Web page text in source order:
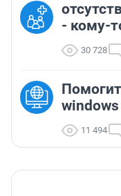
- кому-
30 728
11 494